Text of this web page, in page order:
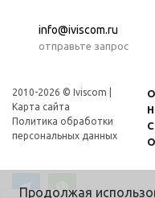
info@iviscom.ru
отправьте запрос
2010-2026 © Iviscom |
Карта сайта
Политика обработки
персональных данных
Продолжая